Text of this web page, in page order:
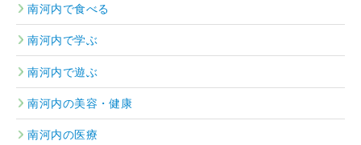
南河内で食べる
南河内で学ぶ
南河内で遊ぶ
南河内の美容・健康
南河内の医療